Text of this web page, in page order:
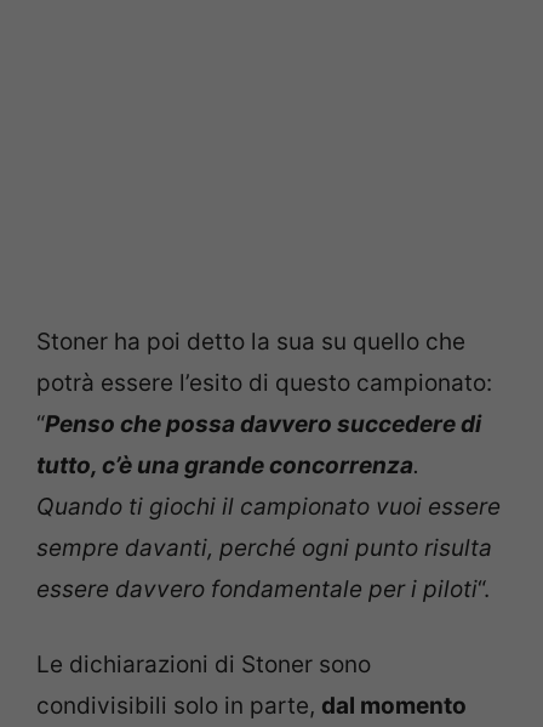
Stoner ha poi detto la sua su quello che
potrà essere l’esito di questo campionato:
“Penso che possa davvero succedere di
tutto, c’è una grande concorrenza.
Quando ti giochi il campionato vuoi essere
sempre davanti, perché ogni punto risulta
essere davvero fondamentale per i piloti“.
Le dichiarazioni di Stoner sono
condivisibili solo in parte, dal momento